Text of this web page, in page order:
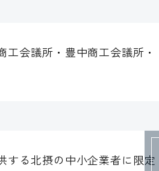
会議所・豊中商工会議所・
する北摂の中小企業者に限定